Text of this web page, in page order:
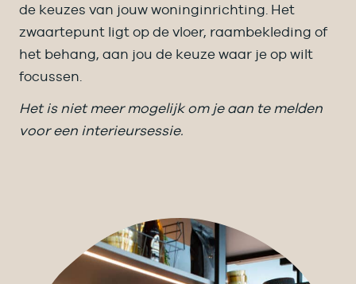
de keuzes van jouw woninginrichting. Het
zwaartepunt ligt op de vloer, raambekleding of
het behang, aan jou de keuze waar je op wilt
focussen.
Het is niet meer mogelijk om je aan te melden
voor een interieursessie.